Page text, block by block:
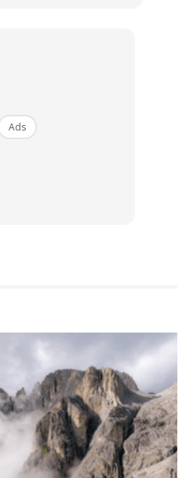
koc buffet dan koc chillax untuk
(esok) dengan harga
bagi perjalanan sehala,
kepada penumpang yang
tren khas ini,” katanya.
Pengangkutan, Datuk
Ads